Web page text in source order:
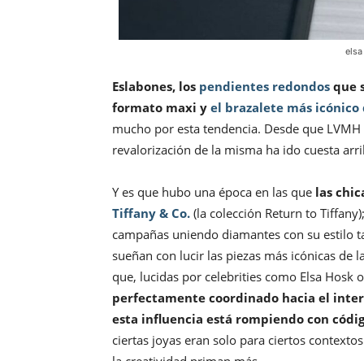
Eslabones, los pendientes redondos que
formato maxi y el brazalete más icónico
mucho por esta tendencia. Desde que
revalorización de la misma ha ido cuesta
Y es que hubo una época en las que las
Tiffany & Co. (la colección Return to
campañas uniendo diamantes con su estilo
sueñan con lucir las piezas más icónicas de
que, lucidas por celebrities como Elsa
perfectamente coordinado hacia el
esta influencia está rompiendo con
ciertas joyas eran solo para ciertos